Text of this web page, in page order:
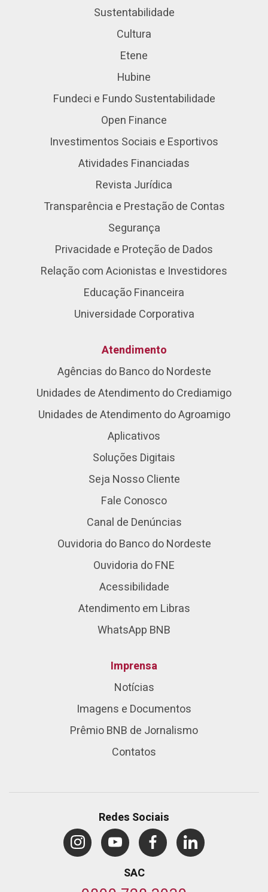
Sustentabilidade
Cultura
Etene
Hubine
Fundeci e Fundo Sustentabilidade
Open Finance
Investimentos Sociais e Esportivos
Atividades Financiadas
Revista Jurídica
Transparência e Prestação de Contas
Segurança
Privacidade e Proteção de Dados
Relação com Acionistas e Investidores
Educação Financeira
Universidade Corporativa
Atendimento
Agências do Banco do Nordeste
Unidades de Atendimento do Crediamigo
Unidades de Atendimento do Agroamigo
Aplicativos
Soluções Digitais
Seja Nosso Cliente
Fale Conosco
Canal de Denúncias
Ouvidoria do Banco do Nordeste
Ouvidoria do FNE
Acessibilidade
Atendimento em Libras
WhatsApp BNB
Imprensa
Notícias
Imagens e Documentos
Prêmio BNB de Jornalismo
Contatos
Redes Sociais
SAC